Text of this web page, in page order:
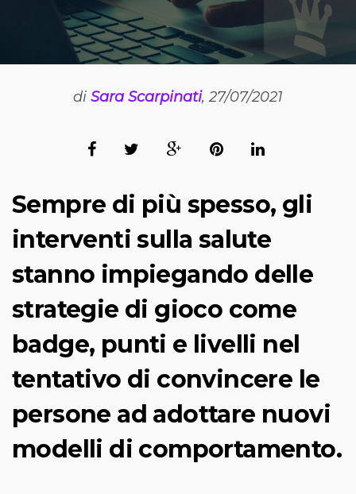
di Sara Scarpinati, 27/07/2021
Sempre di più spesso, gli
interventi sulla salute
stanno impiegando delle
strategie di gioco come
badge, punti e livelli nel
tentativo di convincere le
persone ad adottare nuovi
modelli di comportamento.